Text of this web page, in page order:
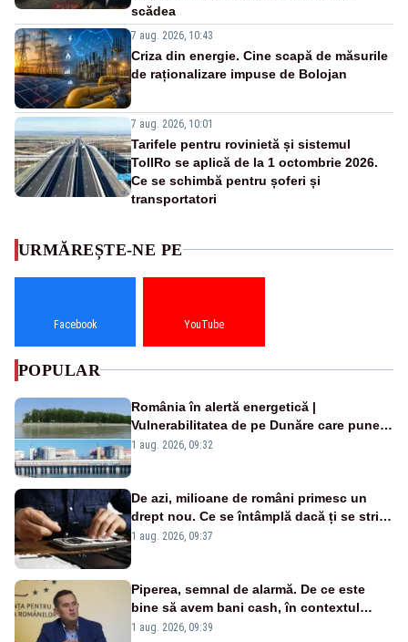
scădea
7 aug. 2026, 10:43
Criza din energie. Cine scapă de măsurile
de raționalizare impuse de Bolojan
7 aug. 2026, 10:01
Tarifele pentru rovinietă și sistemul
TollRo se aplică de la 1 octombrie 2026.
Ce se schimbă pentru șoferi și
transportatori
URMĂREȘTE-NE PE
Facebook YouTube
POPULAR
România în alertă energetică |
Vulnerabilitatea de pe Dunăre care pune
în pericol Centrala Cernavodă era
1 aug. 2026, 09:32
De azi, milioane de români primesc un
drept nou. Ce se întâmplă dacă ți se strică
un produs
1 aug. 2026, 09:37
Piperea, semnal de alarmă. De ce este
bine să avem bani cash, în contextul
alertei energetice?
1 aug. 2026, 09:39